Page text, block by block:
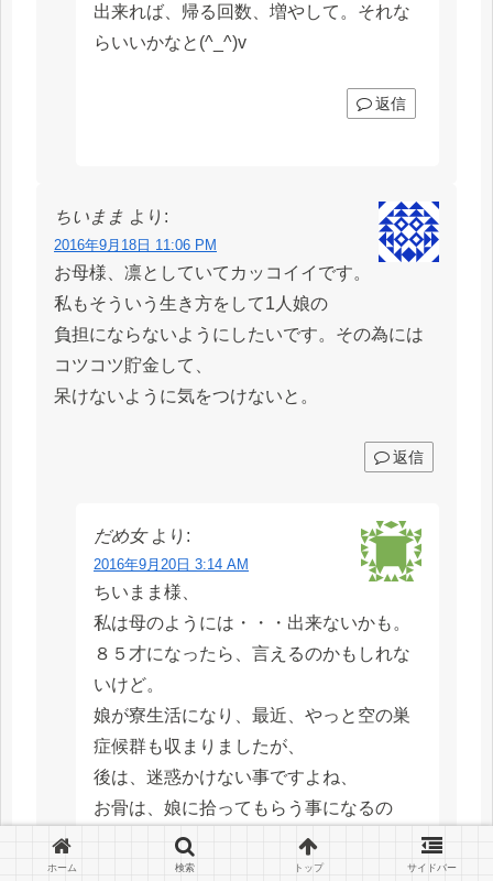
出来れば、帰る回数、増やして。それな
らいいかなと(^_^)v
返信
ちいまま より:
2016年9月18日 11:06 PM
お母様、凛としていてカッコイイです。
私もそういう生き方をして1人娘の
負担にならないようにしたいです。その為には
コツコツ貯金して、
呆けないように気をつけないと。
返信
だめ女 より:
2016年9月20日 3:14 AM
ちいまま様、
私は母のようには・・・出来ないかも。
８５才になったら、言えるのかもしれな
いけど。
娘が寮生活になり、最近、やっと空の巣
症候群も収まりましたが、
後は、迷惑かけない事ですよね、
お骨は、娘に拾ってもらう事になるの
で、お墓の整理もしとかないといけない
ホーム 検索 トップ サイドバー